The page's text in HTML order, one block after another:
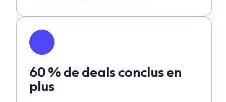
60 % de deals conclus en
plus